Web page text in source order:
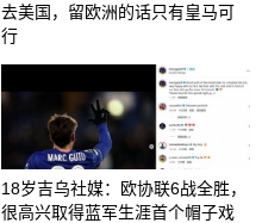
去美国，留欧洲的话只有皇马可
行
18岁吉乌社媒：欧协联6战全胜，
很高兴取得蓝军生涯首个帽子戏